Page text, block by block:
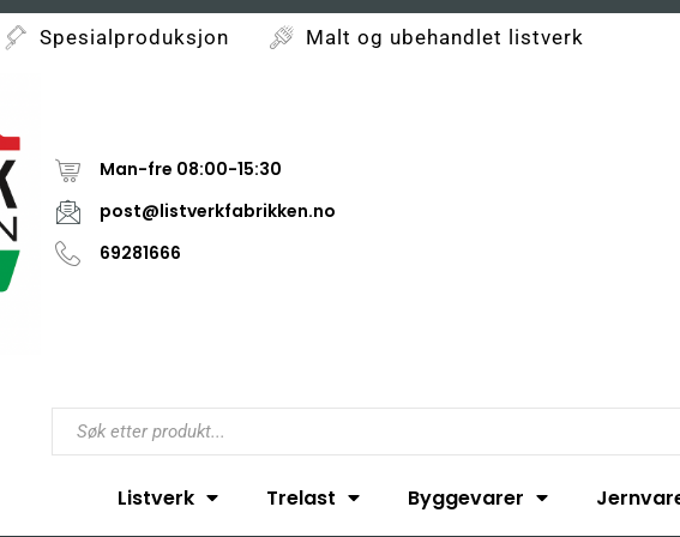
Spesialproduksjon Malt og ubehandlet listverk
Man-fre 08:00-15:30
post@listverkfabrikken.no
69281666
Listverk Trelast Byggevarer